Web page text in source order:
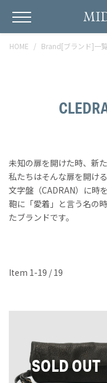
HOME Brand[ブランド]一
未知の扉を開けた時、新
私たちはそんな扉を開け
文字盤（CADRAN）に時
鞄に「愛着」と言う名の
たブランドです。
Item 1-19 / 19